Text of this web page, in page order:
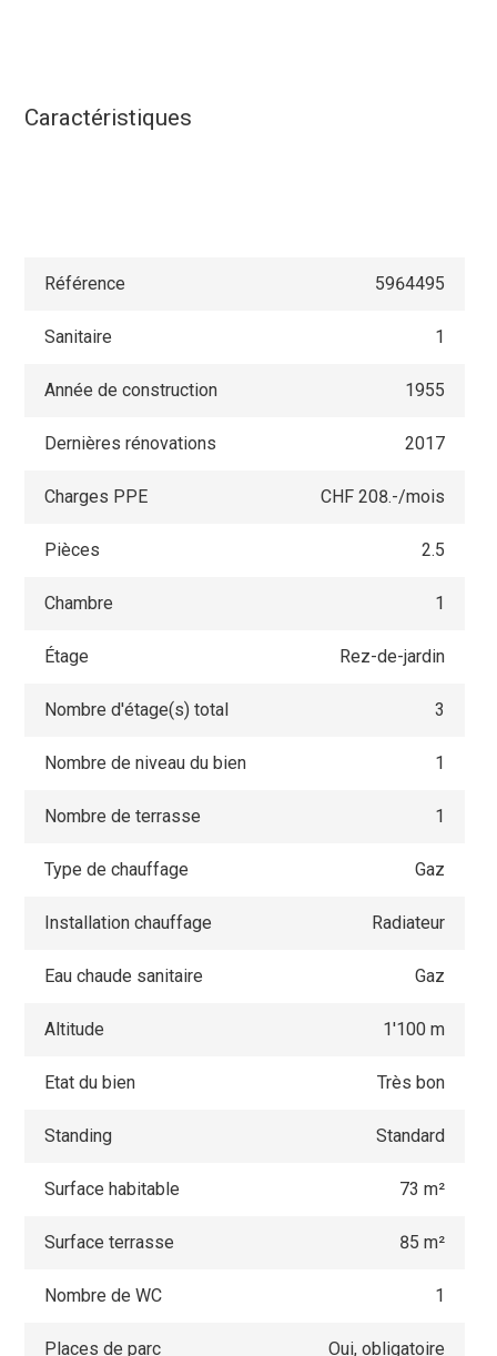
Caractéristiques
Référence 5964495
Sanitaire 1
Année de construction 1955
Dernières rénovations 2017
Charges PPE CHF 208.-/mois
Pièces 2.5
Chambre 1
Étage Rez-de-jardin
Nombre d'étage(s) total 3
Nombre de niveau du bien 1
Nombre de terrasse 1
Type de chauffage Gaz
Installation chauffage Radiateur
Eau chaude sanitaire Gaz
Altitude 1'100 m
Etat du bien Très bon
Standing Standard
Surface habitable 73 m²
Surface terrasse 85 m²
Nombre de WC 1
Places de parc Oui, obligatoire